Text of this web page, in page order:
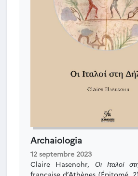
Archaiologia
12 septembre 2023
Claire Hasenohr, Οι Ιταλοί
française d’Athènes (Épitomé,